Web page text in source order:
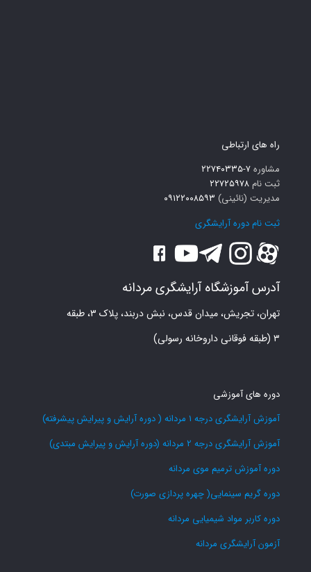
راه های ارتباطی
مشاوره۷-۲۲۷۴۰۳۳۵
ثبت نام ۲۲۷۲۵۹۷۸
مدیریت (نائینی) ۰۹۱۲۲۰۰۸۵۹۳
ثبت نام دوره آرایشگری
آدرس آموزشگاه آرایشگری مردانه
تهران، تجریش، میدان قدس، نبش دربند، پلاک ۳، طبقه
۳ (طبقه فوقانی داروخانه رسولی)
دوره های آموزشی
آموزش آرایشگری درجه 1 مردانه ( دوره آرایش و پیرایش پیشرفته)
آموزش آرایشگری درجه 2 مردانه (دوره آرایش و پیرایش مبتدی)
دوره آموزش ترمیم موی مردانه
دوره گریم سینمایی( چهره پردازی صورت)
دوره کاربر مواد شیمیایی مردانه
آزمون آرایشگری مردانه